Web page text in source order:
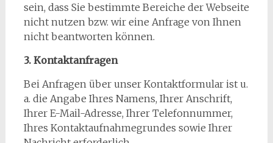
sein, dass Sie bestimmte Bereiche der Webseite
nicht nutzen bzw. wir eine Anfrage von Ihnen
nicht beantworten können.
3. Kontaktanfragen
Bei Anfragen über unser Kontaktformular ist u.
a. die Angabe Ihres Namens, Ihrer Anschrift,
Ihrer E-Mail-Adresse, Ihrer Telefonnummer,
Ihres Kontaktaufnahmegrundes sowie Ihrer